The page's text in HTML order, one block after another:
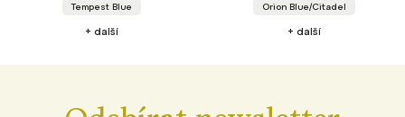
Tempest Blue
+ další
Orion Blue/Citadel
+ další